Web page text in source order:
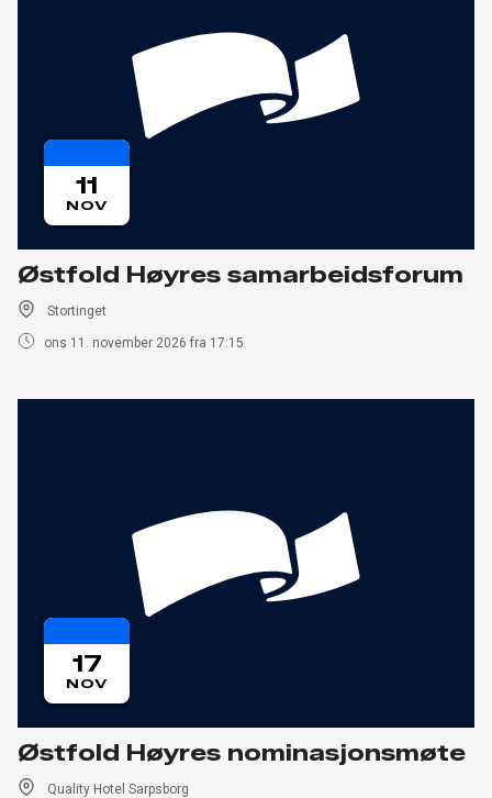
11
NOV
Østfold Høyres samarbeidsforum
Stortinget
ons 11. november 2026 fra 17:15
17
NOV
Østfold Høyres nominasjonsmøte
Quality Hotel Sarpsborg